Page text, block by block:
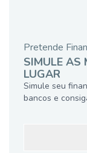
Pretende
SIMULE AS
LUGAR
Simule seu
bancos e